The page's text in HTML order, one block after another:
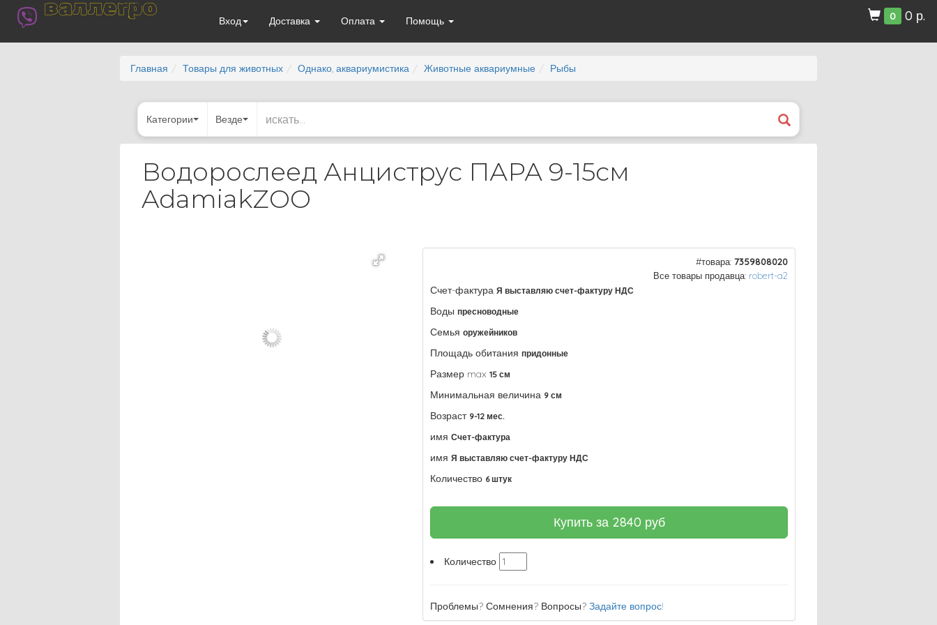
валлегро
Вход Доставка Оплата Помощь 0 0 р.
Главная Товары для животных Однако, аквариумистика Животные аквариумные Рыбы
Категории Везде
Водорослеед Анциструс ПАРА 9-15см
AdamiakZOO
#товара: 7359808020
Все товары продавца: robert-a2
Счет-фактура Я выставляю счет-фактуру НДС
Воды пресноводные
Семья оружейников
Площадь обитания придонные
Размер max 15 см
Минимальная величина 9 см
Возраст 9-12 мес.
имя Счет-фактура
имя Я выставляю счет-фактуру НДС
Количество 6 штук
Купить за 2840 руб
Количество
Проблемы? Сомнения? Вопросы?Задайте вопрос!